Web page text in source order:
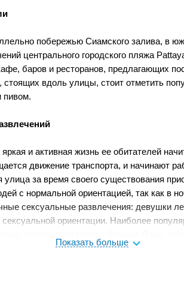
побережью Сиамского залива, в
центрального городского пляжа
баров и ресторанов, предлагающих
вдоль улицы, стоит отметить
пивом.
и активная жизнь ее обитателей
движение транспорта, и начинают
за время своего существования
с нормальной ориентацией, так как в
сексуальные развлечения: девушки
сексуальной ориентации. Наиболее
бесплатный и доступный всем гостям,
Показать больше